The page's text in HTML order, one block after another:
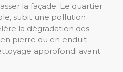
la façade. Le quartier
subit une pollution
la dégradation des
pierre ou en enduit
approfondi avant